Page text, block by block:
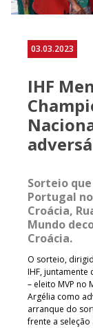
03.03.2023
IHF
Sorteio
Portugal
Croácia,
Mundo
Croácia.
O sorteio,
IHF,
– eleito MVP no
Argélia como
arranque do
frente a seleção